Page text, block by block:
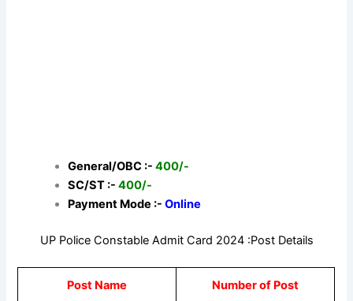
General/OBC :- 400/-
SC/ST :-400/-
Payment Mode :-Online
UP Police Constable Admit Card 2024 :Post Details
Post Name Number of Post